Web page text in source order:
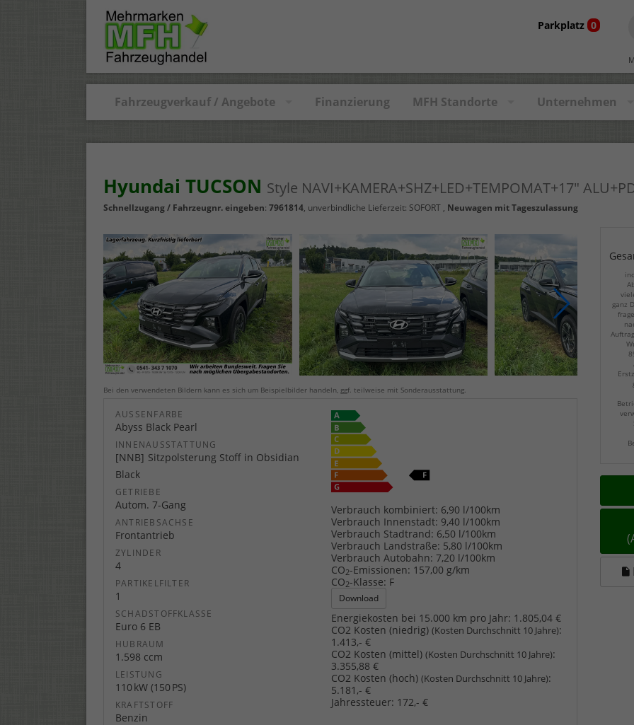
Parkplatz 0
Fahrzeugverkauf / Angebote Finanzierung MFH Standorte Unternehmen
Hyundai TUCSON Style NAVI+KAMERA+SHZ+LED+TEMPOMAT+17"
Schnellzugang / Fahrzeugnr. eingeben: 7961814, unverbindliche Lieferzeit: SOFORT , Neuwagen mit Tageszulassung
ganz
Bei den verwendeten Bildern kann es sich um Beispielbilder handeln, ggf. teilweise mit Sonderausstattung.
AUSSENFARBE
Abyss Black Pearl
INNENAUSSTATTUNG
NNB
Sitzpolsterung Stoff in Obsidian
Black
GETRIEBE
Autom. 7-Gang
ANTRIEBSACHSE
Frontantrieb
ZYLINDER
4
PARTIKELFILTER
1
SCHADSTOFFKLASSE
Euro 6 EB
HUBRAUM
1.598 ccm
LEISTUNG
110 kW (150 PS)
KRAFTSTOFF
Benzin
Verbrauch kombiniert: 6,90 l/100km
Verbrauch Innenstadt: 9,40 l/100km
Verbrauch Stadtrand: 6,50 l/100km
Verbrauch Landstraße: 5,80 l/100km
Verbrauch Autobahn: 7,20 l/100km
CO2-Emissionen: 157,00 g/km
CO2-Klasse: F
Download
Energiekosten bei 15.000 km pro Jahr: 1.805,04 €
CO2 Kosten (niedrig)(Kosten Durchschnitt 10 Jahre):
1.413,- €
CO2 Kosten (mittel)(Kosten Durchschnitt 10 Jahre):
3.355,88 €
CO2 Kosten (hoch)(Kosten Durchschnitt 10 Jahre):
5.181,- €
Jahressteuer: 172,- €